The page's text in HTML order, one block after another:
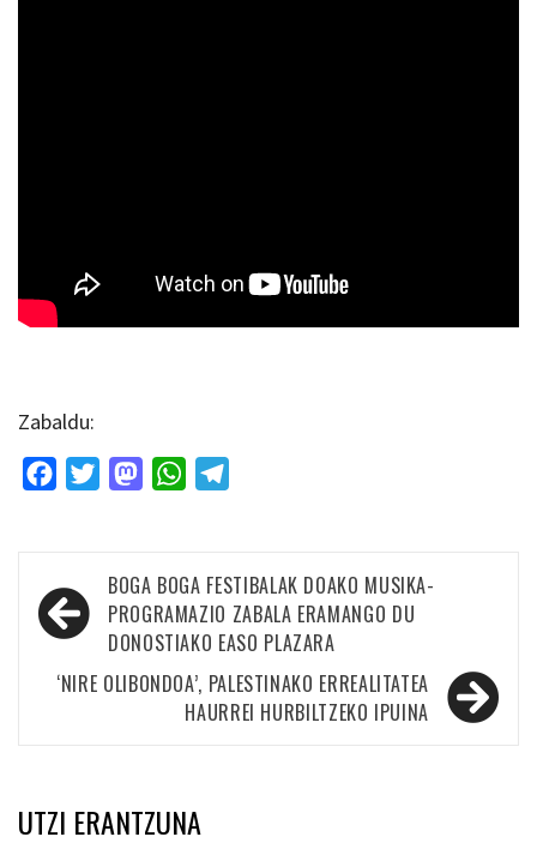
Zabaldu:
FacebookTwitterMastodonWhatsApp
Bidalketetan
zehar
nabigatu
BOGA BOGA FESTIBALAK DOAKO MUSIKA-
PROGRAMAZIO ZABALA ERAMANGO DU
DONOSTIAKO EASO PLAZARA
‘NIRE OLIBONDOA’, PALESTINAKO ERREALITATEA
HAURREI HURBILTZEKO IPUINA
UTZI ERANTZUNA